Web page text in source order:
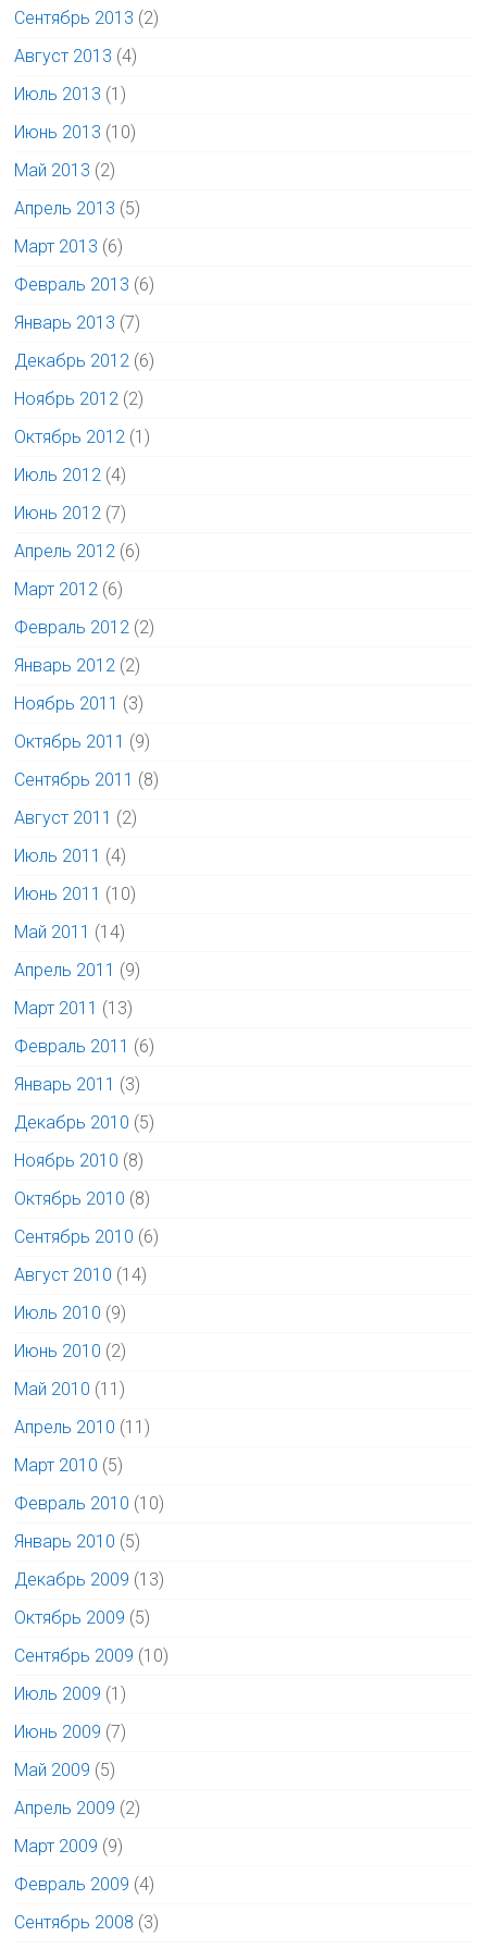
Сентябрь 2013 (2)
Август 2013 (4)
Июль 2013 (1)
Июнь 2013 (10)
Май 2013 (2)
Апрель 2013 (5)
Март 2013 (6)
Февраль 2013 (6)
Январь 2013 (7)
Декабрь 2012 (6)
Ноябрь 2012 (2)
Октябрь 2012 (1)
Июль 2012 (4)
Июнь 2012 (7)
Апрель 2012 (6)
Март 2012 (6)
Февраль 2012 (2)
Январь 2012 (2)
Ноябрь 2011 (3)
Октябрь 2011 (9)
Сентябрь 2011 (8)
Август 2011 (2)
Июль 2011 (4)
Июнь 2011 (10)
Май 2011 (14)
Апрель 2011 (9)
Март 2011 (13)
Февраль 2011 (6)
Январь 2011 (3)
Декабрь 2010 (5)
Ноябрь 2010 (8)
Октябрь 2010 (8)
Сентябрь 2010 (6)
Август 2010 (14)
Июль 2010 (9)
Июнь 2010 (2)
Май 2010 (11)
Апрель 2010 (11)
Март 2010 (5)
Февраль 2010 (10)
Январь 2010 (5)
Декабрь 2009 (13)
Октябрь 2009 (5)
Сентябрь 2009 (10)
Июль 2009 (1)
Июнь 2009 (7)
Май 2009 (5)
Апрель 2009 (2)
Март 2009 (9)
Февраль 2009 (4)
Сентябрь 2008 (3)